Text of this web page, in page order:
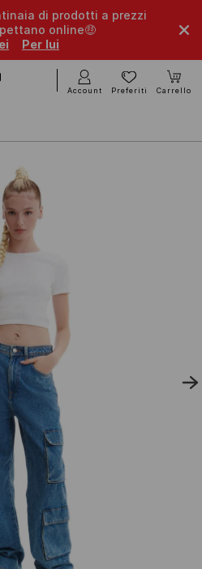
di prodotti a prezzi
online🤑
Per lui
Account Preferiti Carrello